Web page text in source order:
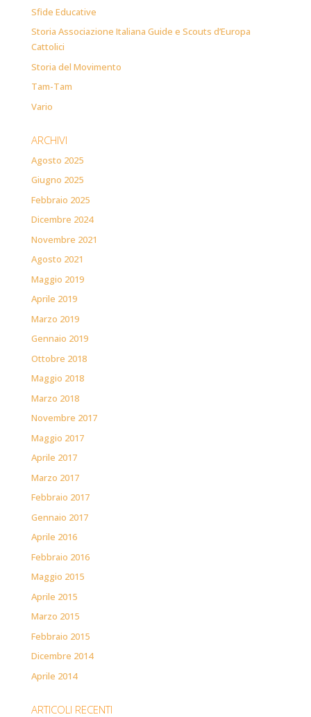
Sfide Educative
Storia Associazione Italiana Guide e Scouts d’Europa
Cattolici
Storia del Movimento
Tam-Tam
Vario
ARCHIVI
Agosto 2025
Giugno 2025
Febbraio 2025
Dicembre 2024
Novembre 2021
Agosto 2021
Maggio 2019
Aprile 2019
Marzo 2019
Gennaio 2019
Ottobre 2018
Maggio 2018
Marzo 2018
Novembre 2017
Maggio 2017
Aprile 2017
Marzo 2017
Febbraio 2017
Gennaio 2017
Aprile 2016
Febbraio 2016
Maggio 2015
Aprile 2015
Marzo 2015
Febbraio 2015
Dicembre 2014
Aprile 2014
ARTICOLI RECENTI